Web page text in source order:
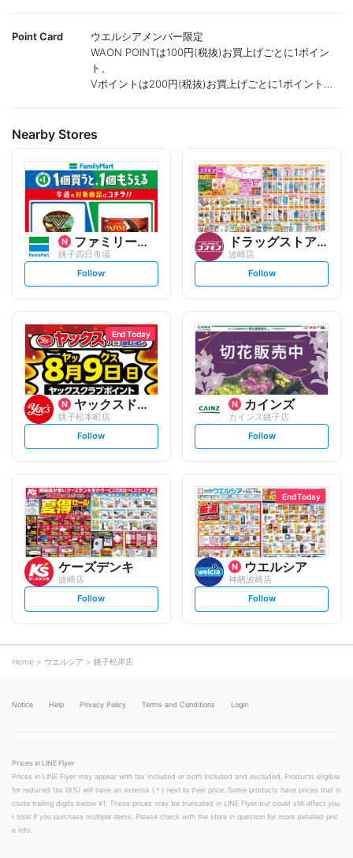
Point Card
ウエルシアメンバー限定
WAON POINTは100円(税抜)お買上げごとに1ポイン
ト、
Vポイントは200円(税抜)お買上げごとに1ポイント進
Nearby Stores
ファミリーマート
銚子四日市場
s
t
l
o
w
Follow
ドラッグストアコスモス
波崎店
s
t
l
o
w
Follow
End Today
ヤックスドラッグ
銚子松本町店
s
t
l
o
w
Follow
カインズ
カインズ銚子店
s
t
l
o
w
Follow
ケーズデンキ
波崎店
s
t
o
w
Follow
End Today
ウエルシア
神栖波崎店
s
t
Follow
Home ウエルシア 銚子松岸店
Notice Help Privacy Policy Terms and Conditions Login
Prices in LINE Flyer
Prices in LINE Flyer may appear with tax included or both included and excluded. Products eligible
for reduced tax (8%) will have an asterisk (＊) next to their price. Some products have prices that in
clude trailing digits below ¥1. These prices may be truncated in LINE Flyer but could still affect you
r total if you purchase multiple items. Please check with the store in question for more detailed pric
e info.